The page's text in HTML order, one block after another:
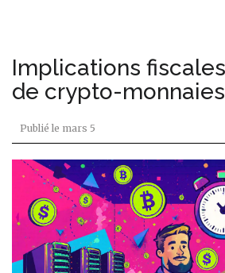
Implications
de crypto-
Publié le mars 5